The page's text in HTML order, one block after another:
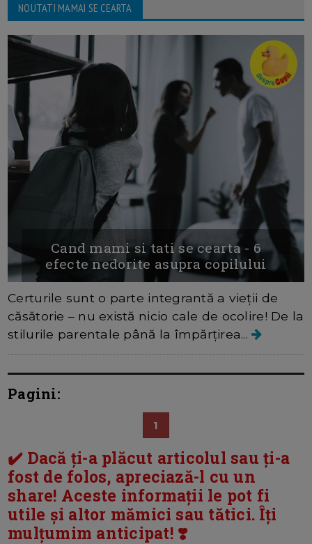
NOUTATI MAMAI SE CEARTA
Cand mami si tati se cearta - 6
efecte nedorite asupra copilului
Certurile sunt o parte integrantă a vieții de
căsătorie – nu există nicio cale de ocolire! De la
stilurile parentale până la împărțirea...
Pagini:
1
✔️ Dacă ți-a plăcut articolul sau ți-a
fost de folos, apreciază-l cu un
share! Aceste informații le pot fi
utile și altor mămici sau tătici. Îți
mulțumim anticipat! ❣️